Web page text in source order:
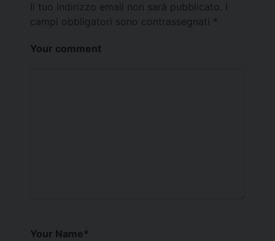
Il tuo indirizzo email non sarà pubblicato.
campi obbligatori sono contrassegnati *
Your comment
Your Name*